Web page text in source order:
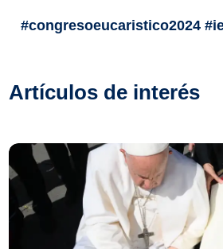
#congresoeucaristico2024
Artículos de interés